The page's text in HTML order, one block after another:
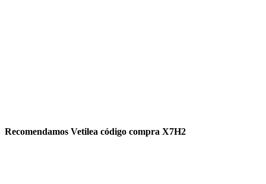
Recomendamos Vetilea código compra X7H2